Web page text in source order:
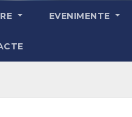
EVENIMENTE